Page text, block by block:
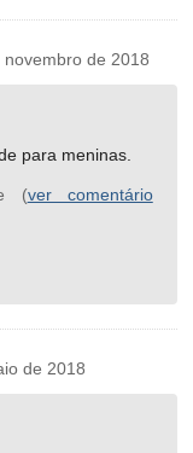
de 2018
para meninas.
(ver comentário
de 2018